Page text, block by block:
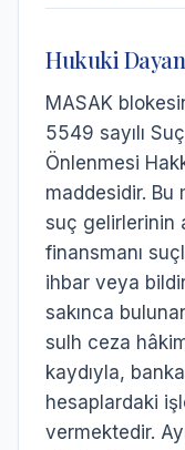
Hukuki
MASAK
5549 sayılı
Önlenmesi
maddesidir. Bu
suç gelirlerinin
finansmanı
ihbar veya
sakınca
sulh ceza
kaydıyla,
hesaplardaki
vermektedir.